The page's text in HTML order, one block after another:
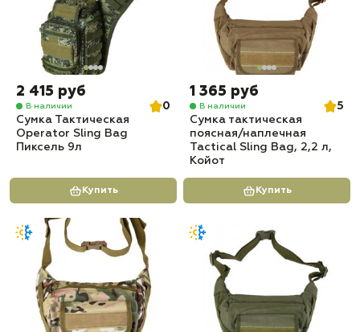
2 415 руб
В наличии
0
Сумка Тактическая
Operator Sling Bag
Пиксель 9л
Купить
1 365 руб
В наличии
5
Сумка тактическая
поясная/наплечная
Tactical Sling Bag, 2,2 л,
Койот
Купить